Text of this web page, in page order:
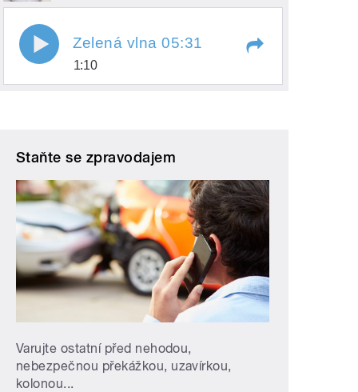
/
Zelená vlna 05:31
1:10
Staňte se zpravodajem
Varujte ostatní před nehodou,
nebezpečnou překážkou, uzavírkou,
kolonou...